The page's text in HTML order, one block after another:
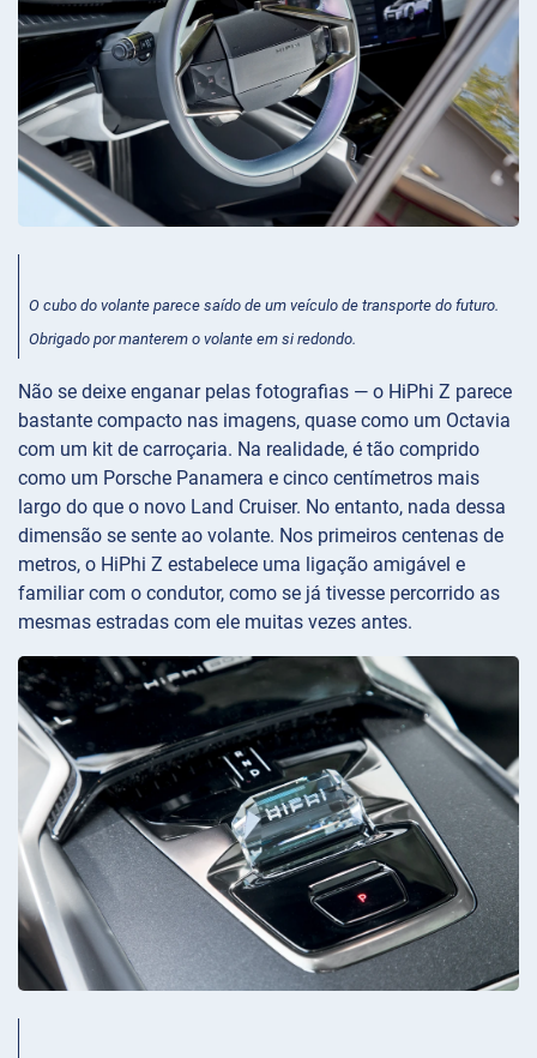
O cubo do volante parece saído de um veículo de transporte do futuro.
Obrigado por manterem o volante em si redondo.
Não se deixe enganar pelas fotografias — o HiPhi Z parece
bastante compacto nas imagens, quase como um Octavia
com um kit de carroçaria. Na realidade, é tão comprido
como um Porsche Panamera e cinco centímetros mais
largo do que o novo Land Cruiser. No entanto, nada dessa
dimensão se sente ao volante. Nos primeiros centenas de
metros, o HiPhi Z estabelece uma ligação amigável e
familiar com o condutor, como se já tivesse percorrido as
mesmas estradas com ele muitas vezes antes.